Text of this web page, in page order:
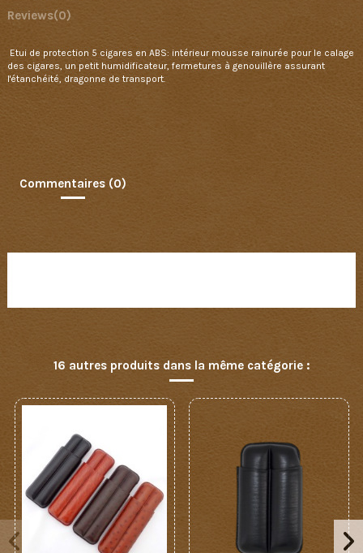
Reviews(0)
Etui de protection 5 cigares en ABS: intérieur mousse rainurée pour le calage
des cigares, un petit humidificateur, fermetures à genouillère assurant
l'étanchéité, dragonne de transport.
Commentaires (0)
16 autres produits dans la même catégorie :